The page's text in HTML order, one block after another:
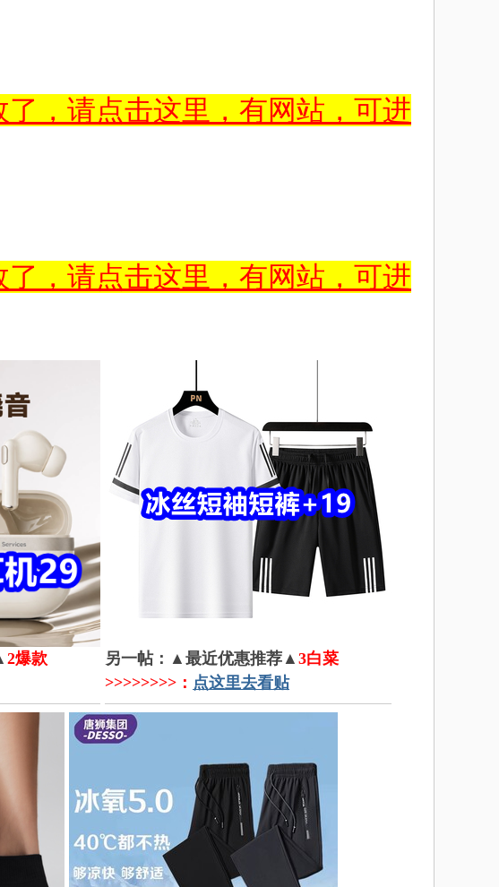
，请点击这里，有网站，可进
，请点击这里，有网站，可进
2爆款
另一帖：▲最近优惠推荐▲ 3白菜
>>>>>>>>： 点这里去看贴